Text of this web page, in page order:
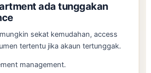
ada tunggakan
sekat kemudahan, access
tertentu jika akaun tertunggak.
management.